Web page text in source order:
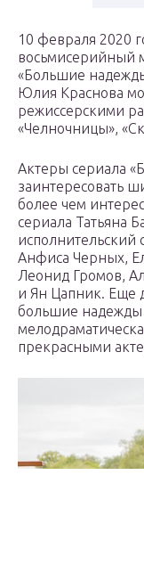
10 февраля 2020
восьмисерийный
«Большие
Юлия Краснова
режиссерскими
«Челночницы»,
Актеры сериала
заинтересовать
более чем
сериала Татьяна
исполнительский
Анфиса Черных,
Леонид Громов,
и Ян Цапник. Еще
большие надежды
прекрасными